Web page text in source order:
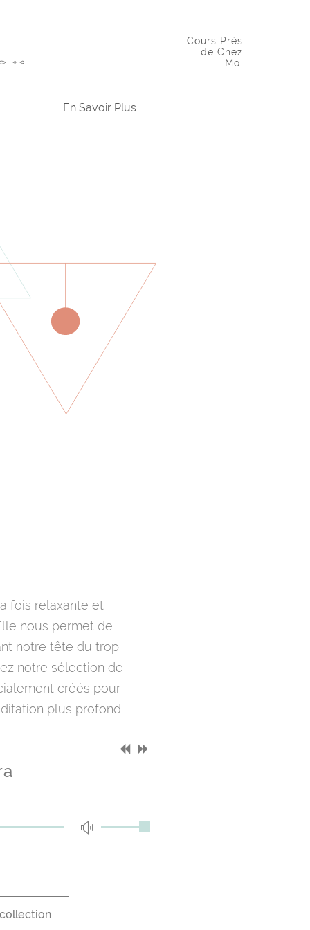
Cours Près
de Chez
Moi
En Savoir Plus
fois relaxante et
nous permet de
notre tête du trop
notre sélection de
créés pour
plus profond.